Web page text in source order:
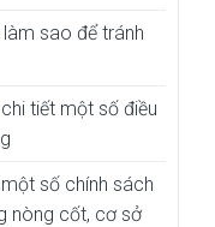
sao để tránh
tiết một số điều
số chính sách
nòng cốt, cơ sở